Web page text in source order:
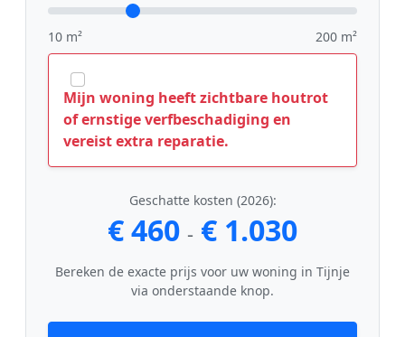
10 m² 200 m²
Mijn woning heeft zichtbare houtrot
of ernstige verfbeschadiging en
vereist extra reparatie.
Geschatte kosten (2026):
€ 460 - € 1.030
Bereken de exacte prijs voor uw woning in Tijnje
via onderstaande knop.